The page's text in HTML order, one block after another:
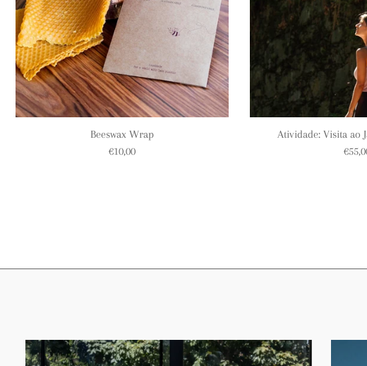
Beeswax Wrap
€10,00
Atividade: Visita ao